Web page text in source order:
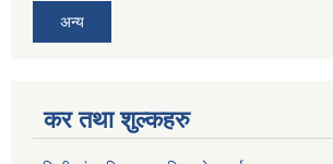
अन्य
कर तथा शुल्कहरु